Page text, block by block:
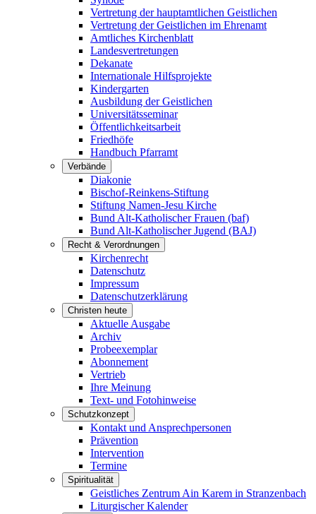
Vertretung der hauptamtlichen Geistlichen
Vertretung der Geistlichen im Ehrenamt
Amtliches Kirchenblatt
Landesvertretungen
Dekanate
Internationale Hilfsprojekte
Kindergarten
Ausbildung der Geistlichen
Universitätsseminar
Öffentlichkeitsarbeit
Friedhöfe
Handbuch Pfarramt
Verbände
Diakonie
Bischof-Reinkens-Stiftung
Stiftung Namen-Jesu Kirche
Bund Alt-Katholischer Frauen (baf)
Bund Alt-Katholischer Jugend (BAJ)
Recht & Verordnungen
Kirchenrecht
Datenschutz
Impressum
Datenschutzerklärung
Christen heute
Aktuelle Ausgabe
Archiv
Probeexemplar
Abonnement
Vertrieb
Ihre Meinung
Text- und Fotohinweise
Schutzkonzept
Kontakt und Ansprechpersonen
Prävention
Intervention
Termine
Spiritualität
Geistliches Zentrum Ain Karem in Stranzenbach
Liturgischer Kalender